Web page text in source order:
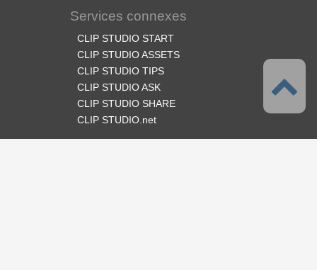
Services connexes
CLIP STUDIO START
CLIP STUDIO ASSETS
CLIP STUDIO TIPS
CLIP STUDIO ASK
CLIP STUDIO SHARE
CLIP STUDIO.net